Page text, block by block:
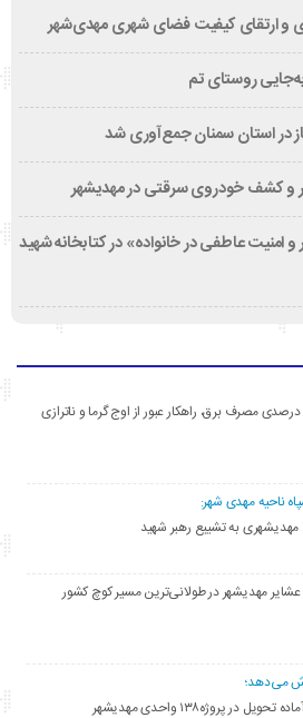
و ارتقای کیفیت فضای شهری مهدی‌شهر
روستای تم
و امنیت عاطفی در خانواده» در کتابخانه شهید
کاهش ۱۰ درصدی مصرف برق، راهکار عبور از اوج گرما و ناترازی
ناحیه مهدی شهر:
عشایر مهدیشهر در طولانی‌ترین مسیر کوچ کشور
می‌دهد؛